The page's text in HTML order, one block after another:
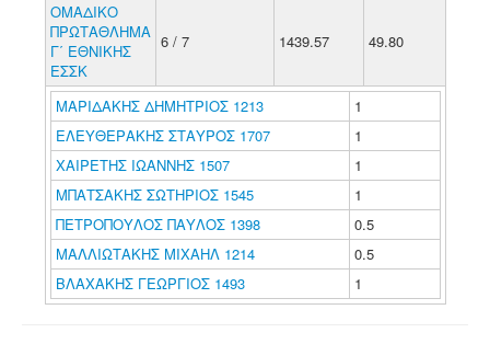
ΟΜΑΔΙΚΟ
ΠΡΩΤΑΘΛΗΜΑ
Γ΄ ΕΘΝΙΚΗΣ
ΕΣΣΚ
6 / 7 1439.57 49.80
ΜΑΡΙΔΑΚΗΣ ΔΗΜΗΤΡΙΟΣ 1213
1
ΕΛΕΥΘΕΡΑΚΗΣ ΣΤΑΥΡΟΣ 1707
1
ΧΑΙΡΕΤΗΣ ΙΩΑΝΝΗΣ 1507
1
ΜΠΑΤΣΑΚΗΣ ΣΩΤΗΡΙΟΣ 1545
1
ΠΕΤΡΟΠΟΥΛΟΣ ΠΑΥΛΟΣ 1398
0.5
ΜΑΛΛΙΩΤΑΚΗΣ ΜΙΧΑΗΛ 1214
0.5
ΒΛΑΧΑΚΗΣ ΓΕΩΡΓΙΟΣ 1493
1